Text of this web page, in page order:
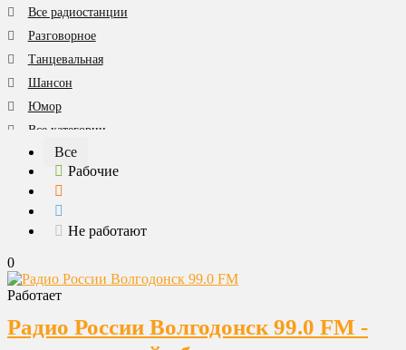
Все радиостанции
Разговорное
Танцевальная
Шансон
Юмор
Все категории
Все
Рабочие
Не работают
0
Работает
Радио России Волгодонск 99.0 FM -